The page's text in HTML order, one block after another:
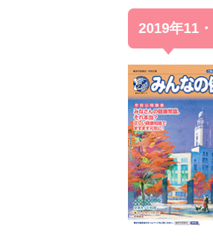
2019年11